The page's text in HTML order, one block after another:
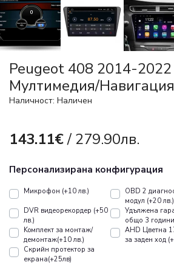
Peugeot 408 2014-
Mултимедия/Навигация
Наличност: Наличен
143.11€/ 279.90лв.
Персонализирана конфигурация
Микрофон (+10 лв.)
OBD 2
модул (+20 лв.)
DVR видеорекордер (+50
лв.)
Удължена
общо 3
Koмплект за монтаж/
демонтаж(+10 лв.)
AHD Цветна
за заден ход
Скрийн протектор за
екрана(+25лв)